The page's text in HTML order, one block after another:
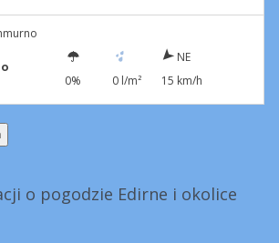
0% 0 l/m²
NE
15 km/h
o pogodzie Edirne i okolice